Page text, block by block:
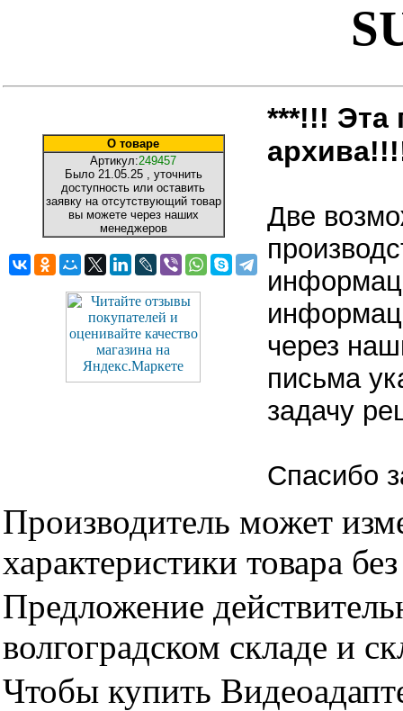
О товаре
Артикул:249457
Было 21.05.25 , уточнить
доступность или оставить
заявку на отсутствующий товар
вы можете через наших
менеджеров
***!!! Эта
Две
через
письма
задачу
Спасибо
Производитель может
характеристики товара
Предложение
волгоградском складе и
Чтобы купить